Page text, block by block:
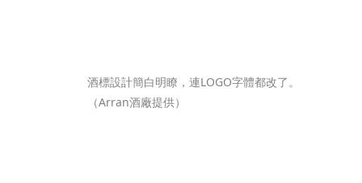
酒標設計簡白明瞭，連LOGO字體都改了。
（Arran酒廠提供）